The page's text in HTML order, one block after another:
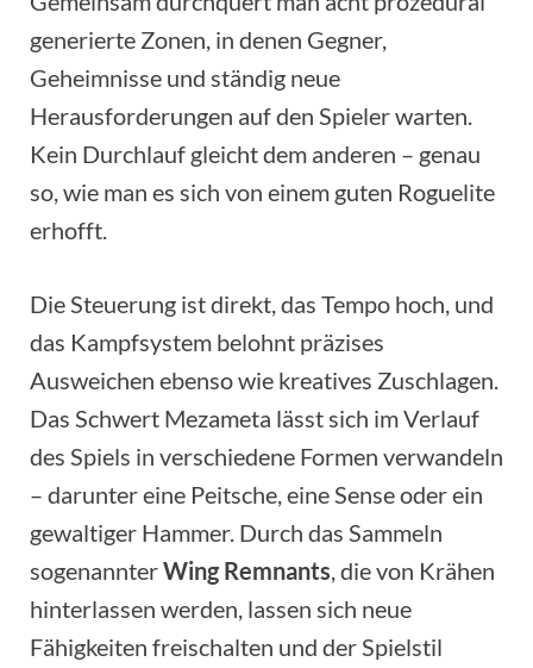
generierte Zonen, in denen Gegner,
Geheimnisse und ständig neue
Herausforderungen auf den Spieler warten.
Kein Durchlauf gleicht dem anderen – genau
so, wie man es sich von einem guten Roguelite
erhofft.
Die Steuerung ist direkt, das Tempo hoch, und
das Kampfsystem belohnt präzises
Ausweichen ebenso wie kreatives Zuschlagen.
Das Schwert Mezameta lässt sich im Verlauf
des Spiels in verschiedene Formen verwandeln
– darunter eine Peitsche, eine Sense oder ein
gewaltiger Hammer. Durch das Sammeln
sogenannterWing Remnants, die von Krähen
hinterlassen werden, lassen sich neue
Fähigkeiten freischalten und der Spielstil